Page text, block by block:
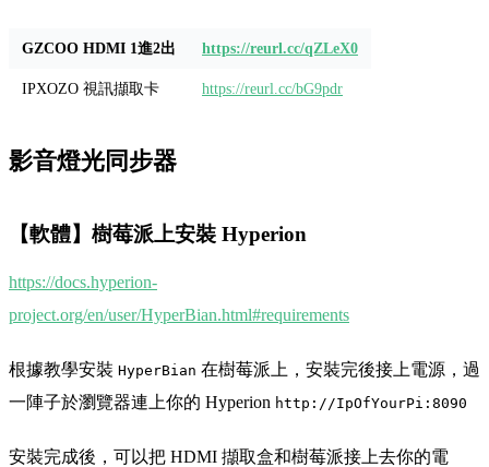
GZCOO HDMI 1進2出 https://reurl.cc/qZLeX0
IPXOZO 視訊擷取卡 https://reurl.cc/bG9pdr
影音燈光同步器
【軟體】樹莓派上安裝 Hyperion
https://docs.hyperion-
project.org/en/user/HyperBian.html#requirements
根據教學安裝 HyperBian 在樹莓派上，安裝完後接上電源，過
一陣子於瀏覽器連上你的 Hyperion http://IpOfYourPi:8090
安裝完成後，可以把 HDMI 擷取盒和樹莓派接上去你的電